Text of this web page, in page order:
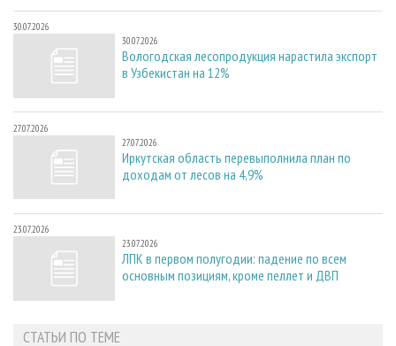
30.07.2026
30.07.2026
Вологодская лесопродукция нарастила экспорт
в Узбекистан на 12%
27.07.2026
27.07.2026
Иркутская область перевыполнила план по
доходам от лесов на 4,9%
23.07.2026
23.07.2026
ЛПК в первом полугодии: падение по всем
основным позициям, кроме пеллет и ДВП
СТАТЬИ ПО ТЕМЕ